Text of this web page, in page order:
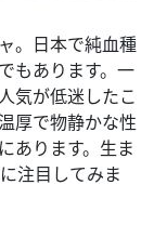
。日本で純血種
もあります。一
気が低迷したこ
厚で物静かな性
あります。生ま
注目してみま